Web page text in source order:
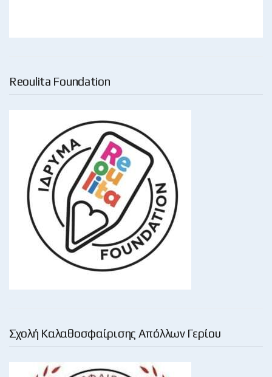
Reoulita Foundation
Σχολή Καλαθοσφαίρισης Απόλλων Γερίου